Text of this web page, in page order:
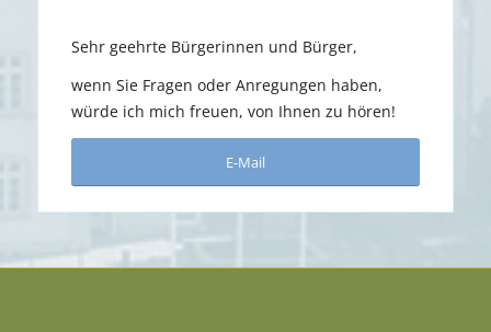
Sehr geehrte Bürgerinnen und Bürger,
wenn Sie Fragen oder Anregungen haben,
würde ich mich freuen, von Ihnen zu hören!
E-Mail